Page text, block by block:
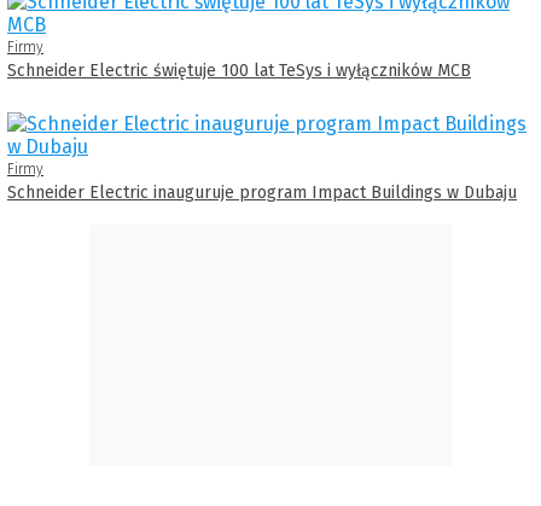
Firmy
Schneider Electric świętuje 100 lat TeSys i wyłączników MCB
Firmy
Schneider Electric inauguruje program Impact Buildings w Dubaju